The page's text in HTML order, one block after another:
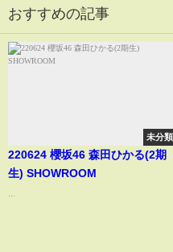
おすすめの記事
未分類
220624 櫻坂46 森田ひかる(2期
生) SHOWROOM